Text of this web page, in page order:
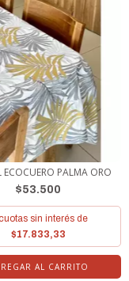
ECOCUERO PALMA ORO
$53.500
sin interés de
$17.833,33
AL CARRITO